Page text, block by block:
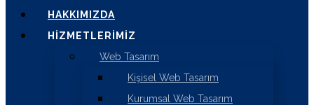
HAKKIMIZDA
HIZMETLERIMIZ
Web Tasarım
Kişisel Web Tasarım
Kurumsal Web Tasarım